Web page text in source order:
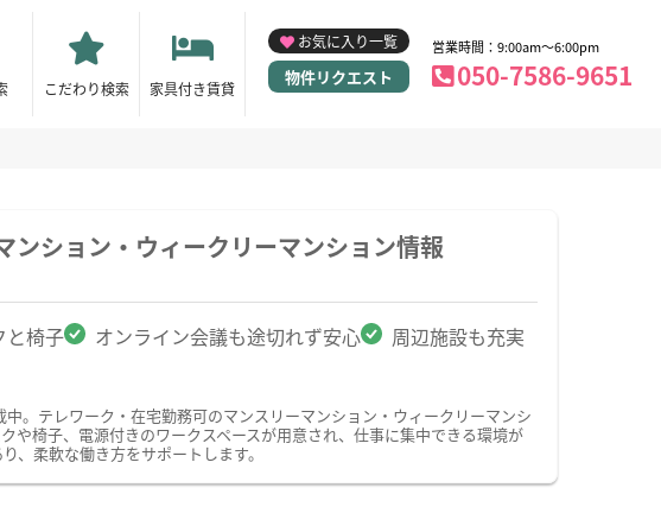
こだわり検索 家具付き賃貸
お気に入り一覧
物件リクエスト
営業時間：9:00am～6:00pm
050-7586-9651
ション・ウィークリーマンション情報
と椅子 オンライン会議も途切れず安心 周辺施設も充実
。テレワーク・在宅勤務可のマンスリーマンション・ウィークリーマンシ
や椅子、電源付きのワークスペースが用意され、仕事に集中できる環境が
、柔軟な働き方をサポートします。